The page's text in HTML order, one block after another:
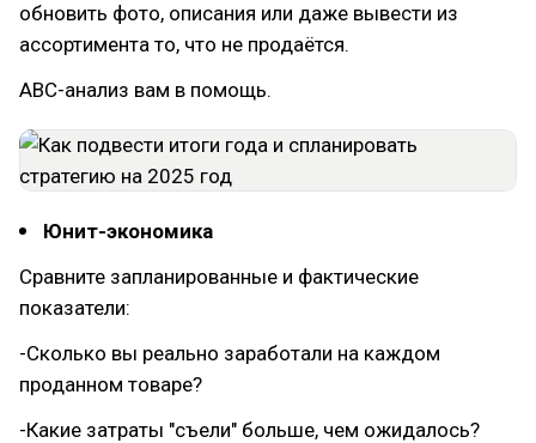
обновить фото, описания или даже вывести из
ассортимента то, что не продаётся.
АВС-анализ вам в помощь.
Юнит-экономика
Сравните запланированные и фактические
показатели:
-Сколько вы реально заработали на каждом
проданном товаре?
-Какие затраты "съели" больше, чем ожидалось?